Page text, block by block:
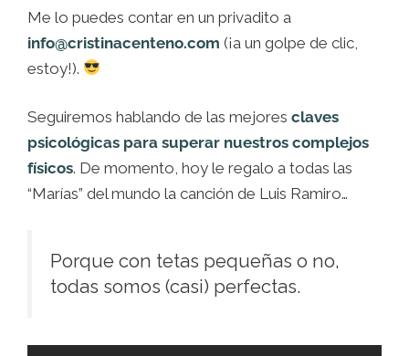
Me lo puedes contar en un privadito a
info@cristinacenteno.com (¡a un golpe de clic,
estoy!).
Seguiremos hablando de las mejores claves
psicológicas para superar nuestros complejos
físicos. De momento, hoy le regalo a todas las
“Marías” del mundo la canción de Luis Ramiro…
Porque con tetas pequeñas o no,
todas somos (casi) perfectas.